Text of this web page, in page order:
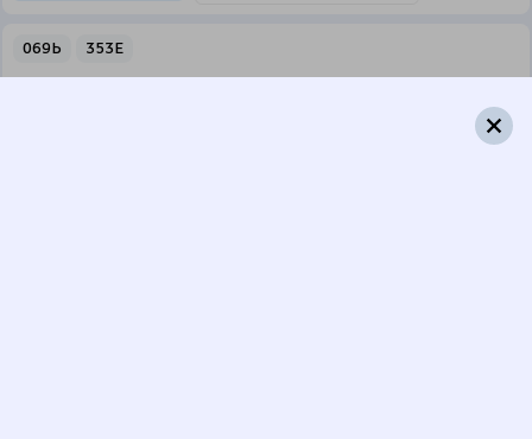
069Ь 353Е
14 ч 54 м
5 д 7 ч 47 м в пути